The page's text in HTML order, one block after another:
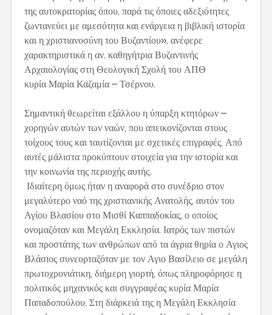
της αυτοκρατορίας όπου, παρά τις όποιες αδεξιότητες
ζωντανεύει με αμεσότητα και ενάργεια η βιβλική ιστορία
και η χριστιανοσύνη του Βυζαντίου», ανέφερε
χαρακτηριστικά η αν. καθηγήτρια Βυζαντινής
Αρχαιολογίας στη Θεολογική Σχολή του ΑΠΘ
κυρία Μαρία Καζαμία – Τσέρνου.
Σημαντική θεωρείται εξάλλου η ύπαρξη κτητόρων –
χορηγών αυτών των ναών, που απεικονίζονται στους
τοίχους τους και ταυτίζονται με σχετικές επιγραφές. Από
αυτές μάλιστα προκύπτουν στοιχεία για την ιστορία και
την κοινωνία της περιοχής αυτής.
Ιδιαίτερη όμως ήταν η αναφορά στο συνέδριο στον
μεγαλύτερο ναό της χριστιανικής Ανατολής, αυτόν του
Αγίου Βλασίου στο Μισθί Καππαδοκίας, ο οποίος
ονομαζόταν και Μεγάλη Εκκλησία. Ιατρός των πιστών
και προστάτης των ανθρώπων από τα άγρια θηρία ο Αγιος
Βλάσιος συνεορταζόταν με τον Αγιο Βασίλειο σε μεγάλη
πρωτοχρονιάτικη, διήμερη γιορτή, όπως πληροφόρησε η
πολιτικός μηχανικός και συγγραφέας κυρία Μαρία
Παπαδοπούλου. Στη διάρκειά της η Μεγάλη Εκκλησία